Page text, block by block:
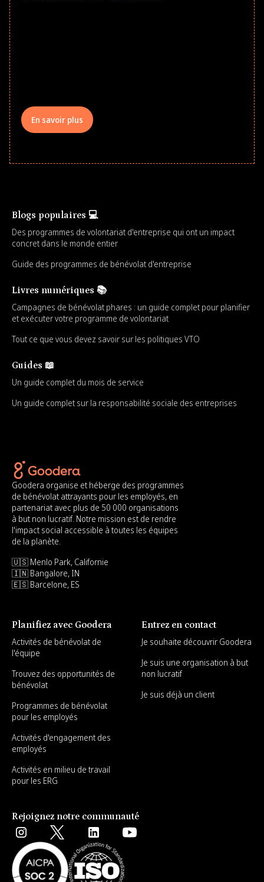
En savoir plus
Blogs populaires 💻
Des programmes de volontariat d'entreprise qui ont un impact
concret dans le monde entier
Guide des programmes de bénévolat d'entreprise
Livres numériques 📚
Campagnes de bénévolat phares : un guide complet pour planifier
et exécuter votre programme de volontariat
Tout ce que vous devez savoir sur les politiques VTO
Guides 📖
Un guide complet du mois de service
Un guide complet sur la responsabilité sociale des entreprises
Goodera organise et héberge des programmes
de bénévolat attrayants pour les employés, en
partenariat avec plus de 50 000 organisations
à but non lucratif. Notre mission est de rendre
l'impact social accessible à toutes les équipes
de la planète.
🇺🇸 Menlo Park, Californie
🇮🇳 Bangalore, IN
🇪🇸 Barcelone, ES
Planifiez avec Goodera
Activités de bénévolat de
l'équipe
Trouvez des opportunités de
bénévolat
Programmes de bénévolat
pour les employés
Activités d'engagement des
employés
Activités en milieu de travail
pour les ERG
Entrez en contact
Je souhaite découvrir Goodera
Je suis une organisation à but
non lucratif
Je suis déjà un client
Rejoignez notre communauté